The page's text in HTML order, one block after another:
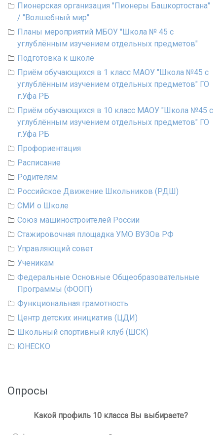
Пионерская организация "Пионеры Башкортостана"
/ "Волшебный мир"
Планы мероприятий МБОУ "Школа № 45 с
углублённым изучением отдельных предметов"
Подготовка к школе
Приём обучающихся в 1 класс МАОУ "Школа №45 с
углублённым изучением отдельных предметов" ГО
г.Уфа РБ
Приём обучающихся в 10 класс МАОУ "Школа №45 с
углублённым изучением отдельных предметов" ГО
г.Уфа РБ
Профориентация
Расписание
Родителям
Российское Движение Школьников (РДШ)
СМИ о Школе
Союз машиностроителей России
Стажировочная площадка УМО ВУЗОв РФ
Управляющий совет
Ученикам
Федеральные Основные Общеобразовательные
Программы (ФООП)
Функциональная грамотность
Центр детских инициатив (ЦДИ)
Школьный спортивный клуб (ШСК)
ЮНЕСКО
Опросы
Какой профиль 10 класса Вы выбираете?